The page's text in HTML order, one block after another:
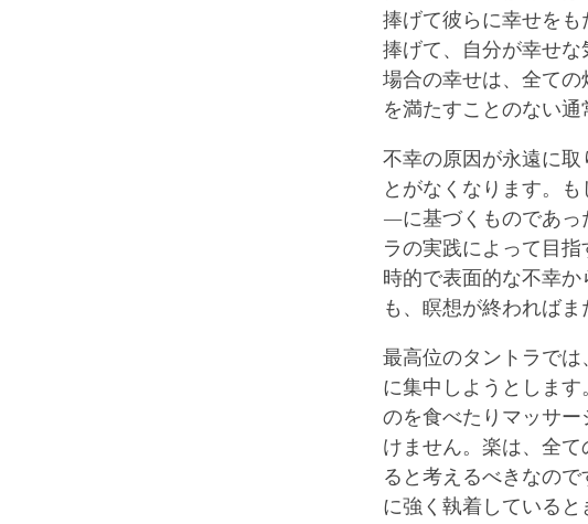
捧げて彼らに幸せを
捧げて、自分が幸せ
場合の幸せは、全て
を満たすことのない通
不幸の原因が永遠に
とがなくなります。
―に基づくものであっ
ラの実践によって目
時的で表面的な不幸
も、瞑想が終わればま
最高位のタントラで
に集中しようとしま
のを食べたりマッサ
けません。楽は、全
ると考えるべきなの
に強く執着していると